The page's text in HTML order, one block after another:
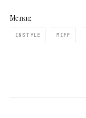
Метки:
INSTYLE MIFF